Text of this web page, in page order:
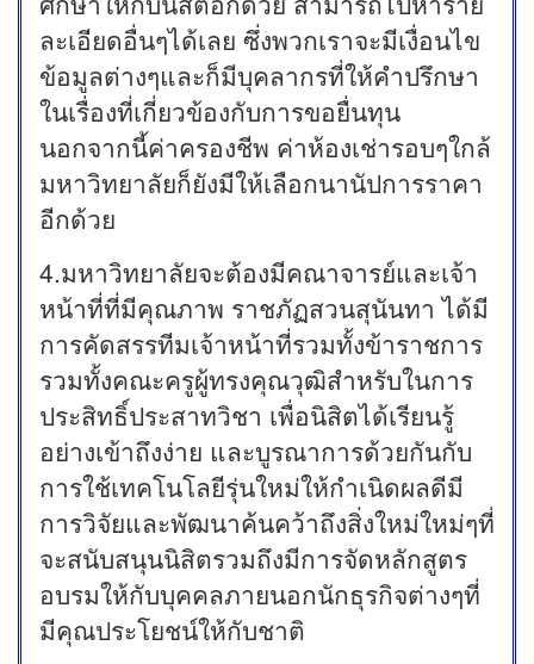
ละเอียดอื่นๆได้เลย ซึ่งพวกเราจะมีเงื่อนไข
ข้อมูลต่างๆและก็มีบุคลากรที่ให้คำปรึกษา
ในเรื่องที่เกี่ยวข้องกับการขอยื่นทุน
นอกจากนี้ค่าครองชีพ ค่าห้องเช่ารอบๆใกล้
มหาวิทยาลัยก็ยังมีให้เลือกนานัปการราคา
อีกด้วย
4.มหาวิทยาลัยจะต้องมีคณาจารย์และเจ้า
หน้าที่ที่มีคุณภาพ ราชภัฏสวนสุนันทา ได้มี
การคัดสรรทีมเจ้าหน้าที่รวมทั้งข้าราชการ
รวมทั้งคณะครูผู้ทรงคุณวุฒิสำหรับในการ
ประสิทธิ์ประสาทวิชา เพื่อนิสิตได้เรียนรู้
อย่างเข้าถึงง่าย และบูรณาการด้วยกันกับ
การใช้เทคโนโลยีรุ่นใหม่ให้กำเนิดผลดีมี
การวิจัยและพัฒนาค้นคว้าถึงสิ่งใหม่ใหม่ๆที่
จะสนับสนุนนิสิตรวมถึงมีการจัดหลักสูตร
อบรมให้กับบุคคลภายนอกนักธุรกิจต่างๆที่
มีคุณประโยชน์ให้กับชาติ